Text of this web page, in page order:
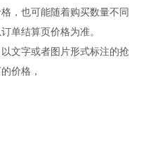
，也可能随着购买数量不同
单结算页价格为准。
文字或者图片形式标注的抢
价格，